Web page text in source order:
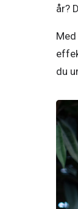
år?
du